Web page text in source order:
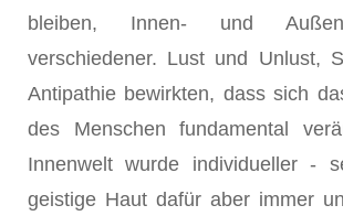
bleiben, Innen- und
verschiedener. Lust und Unlust,
Antipathie bewirkten, dass sich
des Menschen fundamental
Innenwelt wurde individueller -
geistige Haut dafür aber immer